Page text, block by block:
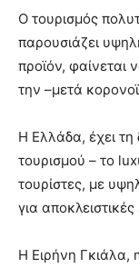
Ο τουρισμός
παρουσιάζει
προϊόν, φαίνεται
την –μετά
Η Ελλάδα, έχει τη
τουρισμού – το
τουρίστες, με
για αποκλειστικές
Η Ειρήνη Γκιάλα,